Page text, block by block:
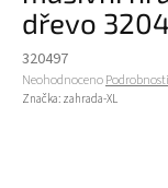
dřevo
320497
Průměrné hodnocení
Neohodnoceno
Značka: zahrada-XL